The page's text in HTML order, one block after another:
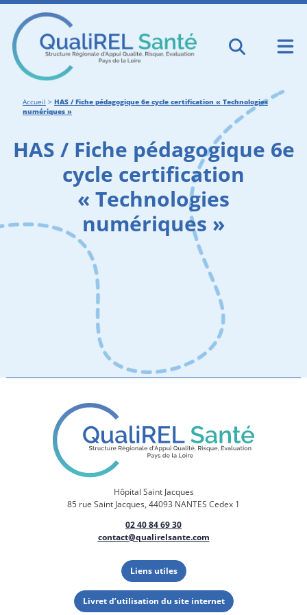
Accueil > HAS / Fiche pédagogique 6e cycle certification « Technologies
numériques »
HAS / Fiche pédagogique 6e
cycle certification
« Technologies
numériques »
Hôpital Saint Jacques
85 rue Saint Jacques, 44093 NANTES Cedex 1
02 40 84 69 30
contact@qualirelsante.com
Liens utiles
Livret d’utilisation du site internet